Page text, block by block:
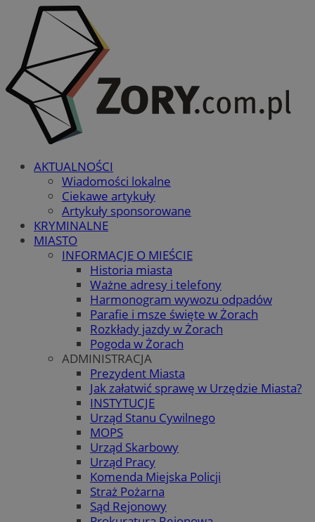
AKTUALNOŚCI
Wiadomości lokalne
Ciekawe artykuły
Artykuły sponsorowane
KRYMINALNE
MIASTO
INFORMACJE O MIEŚCIE
Historia miasta
Ważne adresy i telefony
Harmonogram wywozu odpadów
Parafie i msze święte w Żorach
Rozkłady jazdy w Żorach
Pogoda w Żorach
ADMINISTRACJA
Prezydent Miasta
Jak załatwić sprawę w Urzędzie Miasta?
INSTYTUCJE
Urząd Stanu Cywilnego
MOPS
Urząd Skarbowy
Urząd Pracy
Komenda Miejska Policji
Straż Pożarna
Sąd Rejonowy